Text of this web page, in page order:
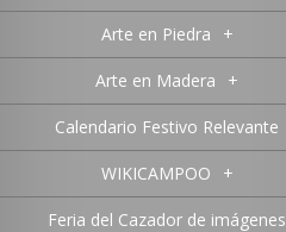
Arte en Piedra +
Arte en Madera +
Calendario Festivo Relevante
WIKICAMPOO +
Feria del Cazador de imágenes